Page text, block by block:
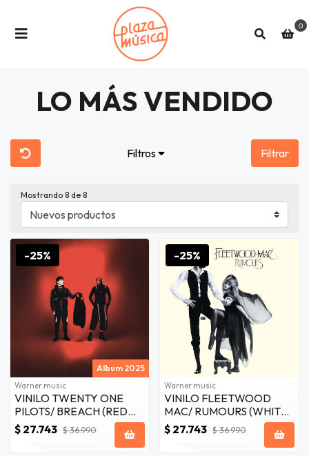
0
LO MÁS VENDIDO
Filtros Filtrar
Mostrando 8 de 8
-25%
Album 2025
Warner music
VINILO TWENTY ONE
PILOTS/ BREACH (RED
VINYL) 1LP
$ 27.743 $ 36.990
-25%
Warner music
VINILO FLEETWOOD
MAC/ RUMOURS (WHITE
VINYL) 1LP
$ 27.743 $ 36.990